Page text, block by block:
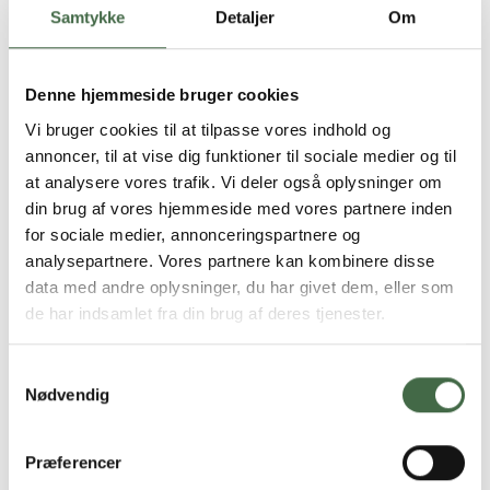
Samtykke Detaljer Om
Denne hjemmeside bruger cookies
Vi bruger cookies til at tilpasse vores indhold og
annoncer, til at vise dig funktioner til sociale medier og til
at analysere vores trafik. Vi deler også oplysninger om
din brug af vores hjemmeside med vores partnere inden
for sociale medier, annonceringspartnere og
analysepartnere. Vores partnere kan kombinere disse
data med andre oplysninger, du har givet dem, eller som
de har indsamlet fra din brug af deres tjenester.
Nødvendig
Præferencer
indsats for at fastholde vores folk, så bliver den
manøvre ikke en succes – hverken ude eller hjemme.
stort,” siger Tom Block.
Man burde ifølge HKKF allerede nu igangsætte
uddannelsesinitiativer og implementere den
erhvervsrettede konstabeluddannelse bredt, ligesom
man burde sikre konstablerne et løft af lønnen, der er
blandt landets laveste.
”Man kan åbenbart ikke finde og øremærke de 150
millioner kroner, der er brug for her og nu for at styrke
masse penge at sende til Ukraine. Der er ingen tvivl om,
at vi skal hjælpe Ukraine, men i denne sammenhæng
sender det et uheldigt signal til vores folk derude,” siger
Tom Block og fortsætter: